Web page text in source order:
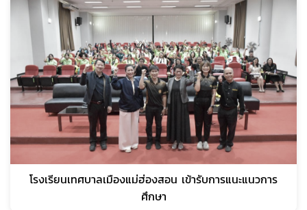
โรงเรียนเทศบาลเมืองแม่ฮ่องสอน เข้ารับการแนะแนวการ
ศึกษา